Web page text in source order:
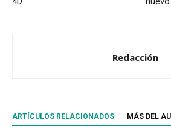
Redacción
ARTÍCULOS RELACIONADOS MÁS DEL